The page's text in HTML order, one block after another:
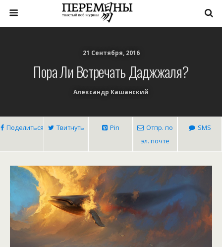
21 Сентября, 2016
Пора Ли Встречать Даджжаля?
Александр Кашанский
Поделиться Твитнуть Pin
Отпр. по
эл. почте
SMS